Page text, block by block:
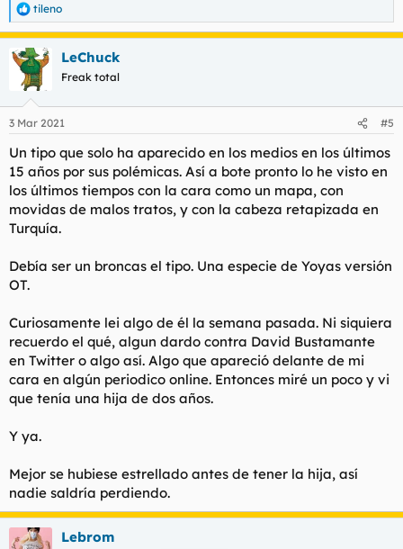
R
e
a
c
c
e
:
tileno
LeChuck
Freak total
3 Mar 2021 #5
Un tipo que solo ha aparecido en los medios en los últimos
15 años por sus polémicas. Así a bote pronto lo he visto en
los últimos tiempos con la cara como un mapa, con
movidas de malos tratos, y con la cabeza retapizada en
Turquía.
Debía ser un broncas el tipo. Una especie de Yoyas versión
OT.
Curiosamente lei algo de él la semana pasada. Ni siquiera
recuerdo el qué, algun dardo contra David Bustamante
en Twitter o algo así. Algo que apareció delante de mi
cara en algún periodico online. Entonces miré un poco y vi
que tenía una hija de dos años.
Y ya.
Mejor se hubiese estrellado antes de tener la hija, así
nadie saldría perdiendo.
Lebrom